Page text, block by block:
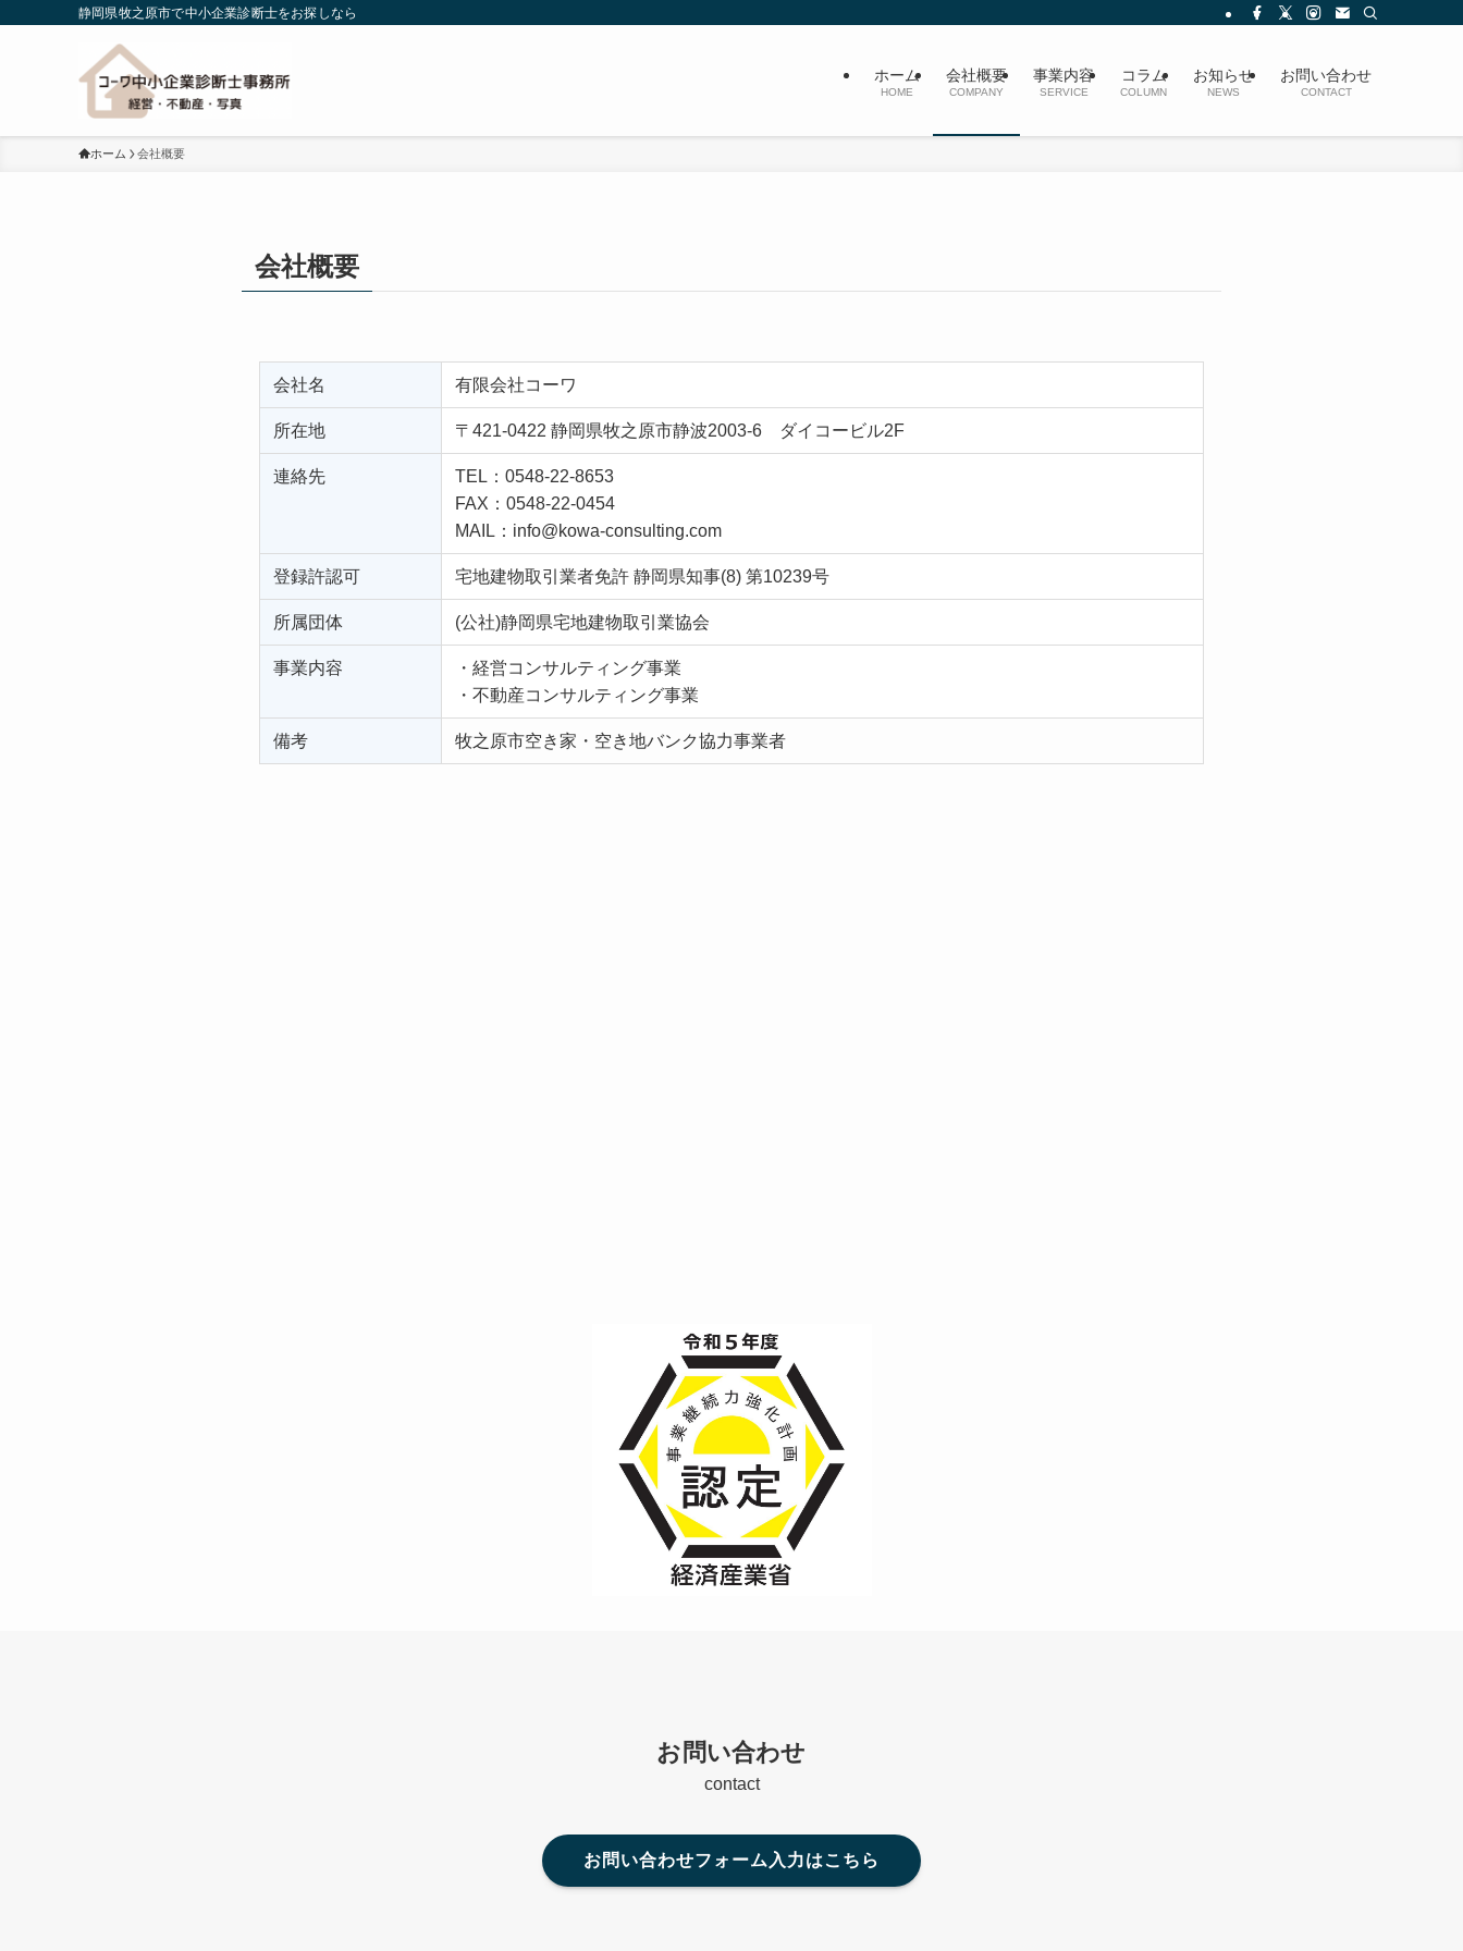
静岡県牧之原市で中小企業診断士をお探しなら
ホーム
HOME
会社概要
COMPANY
事業内容
SERVICE
コラム
COLUMN
お知らせ
NEWS
お問い合わせ
CONTACT
ホーム 会社概要
会社概要
会社名 有限会社コーワ
所在地 〒421-0422 静岡県牧之原市静波2003-6 ダイコービル2F
連絡先
TEL：0548-22-8653
FAX：0548-22-0454
MAIL：info@kowa-consulting.com
登録許認可 宅地建物取引業者免許 静岡県知事(8) 第10239号
所属団体 (公社)静岡県宅地建物取引業協会
事業内容
・経営コンサルティング事業
・不動産コンサルティング事業
備考 牧之原市空き家・空き地バンク協力事業者
お問い合わせ
contact
お問い合わせフォーム入力はこちら